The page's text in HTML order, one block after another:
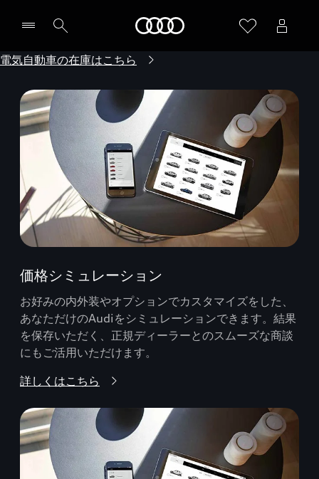
電気自動車の在庫はこちら
価格シミュレーション
お好みの内外装やオプションでカスタマイズをした、
あなただけのAudiをシミュレーションできます。結果
を保存いただく、正規ディーラーとのスムーズな商談
にもご活用いただけます。
詳しくはこちら